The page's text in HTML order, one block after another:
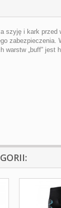
szyję i kark
zabezpieczenia.
„buff”